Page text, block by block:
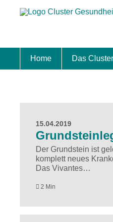
Home Das Cluster
15.04.2019
Der Grundstein ist
komplett neues
Das Vivantes…
2 Min